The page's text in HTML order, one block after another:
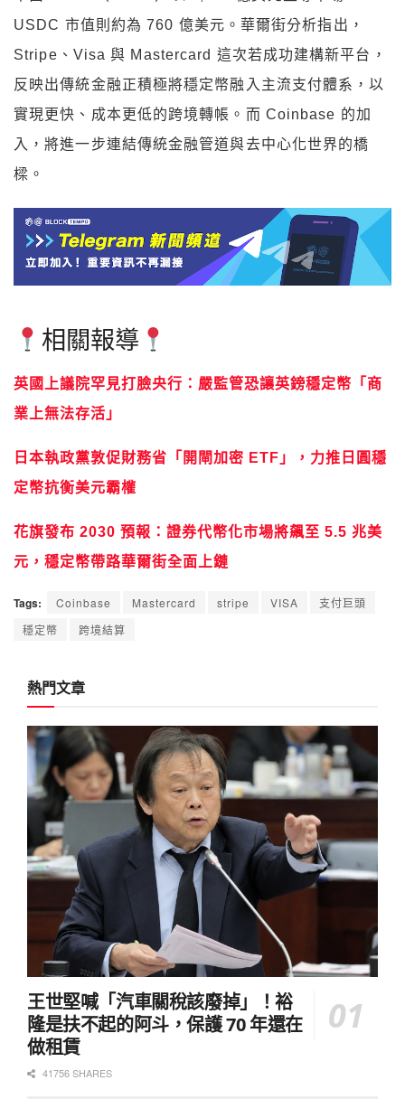
USDC 市值則約為 760 億美元。華爾街分析指出，
Stripe、Visa 與 Mastercard 這次若成功建構新平台，
反映出傳統金融正積極將穩定幣融入主流支付體系，以
實現更快、成本更低的跨境轉帳。而 Coinbase 的加
入，將進一步連結傳統金融管道與去中心化世界的橋
樑。
相關報導
英國上議院罕見打臉央行：嚴監管恐讓英鎊穩定幣「商
業上無法存活」
日本執政黨敦促財務省「開閘加密 ETF」，力推日圓穩
定幣抗衡美元霸權
花旗發布 2030 預報：證券代幣化市場將飆至 5.5 兆美
元，穩定幣帶路華爾街全面上鏈
Tags: Coinbase Mastercard stripe VISA
支付巨頭
穩定幣
跨境結算
熱門文章
王世堅喊「汽車關稅該廢掉」！裕
隆是扶不起的阿斗，保護 70 年還在
做租賃
41756 SHARES